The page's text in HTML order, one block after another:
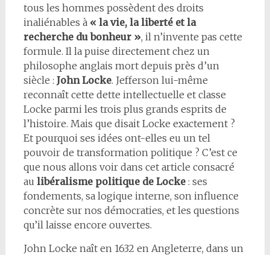
tous les hommes possèdent des droits
inaliénables à « la vie, la liberté et la
recherche du bonheur », il n’invente pas cette
formule. Il la puise directement chez un
philosophe anglais mort depuis près d’un
siècle : John Locke. Jefferson lui-même
reconnaît cette dette intellectuelle et classe
Locke parmi les trois plus grands esprits de
l’histoire. Mais que disait Locke exactement ?
Et pourquoi ses idées ont-elles eu un tel
pouvoir de transformation politique ? C’est ce
que nous allons voir dans cet article consacré
au libéralisme politique de Locke: ses
fondements, sa logique interne, son influence
concrète sur nos démocraties, et les questions
qu’il laisse encore ouvertes.
John Locke naît en 1632 en Angleterre, dans un